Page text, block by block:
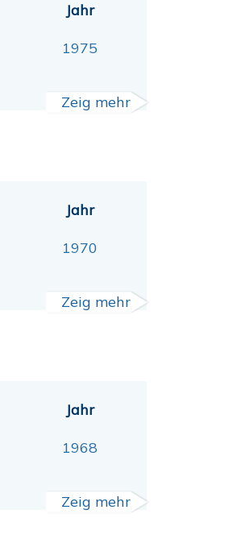
Jahr
1975
Zeig mehr
Jahr
1970
Zeig mehr
Jahr
1968
Zeig mehr